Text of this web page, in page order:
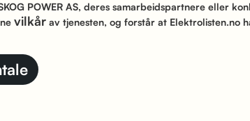
POWER AS, deres samarbeidspartnere eller
vilkår av tjenesten, og forstår at Elektrolisten.no